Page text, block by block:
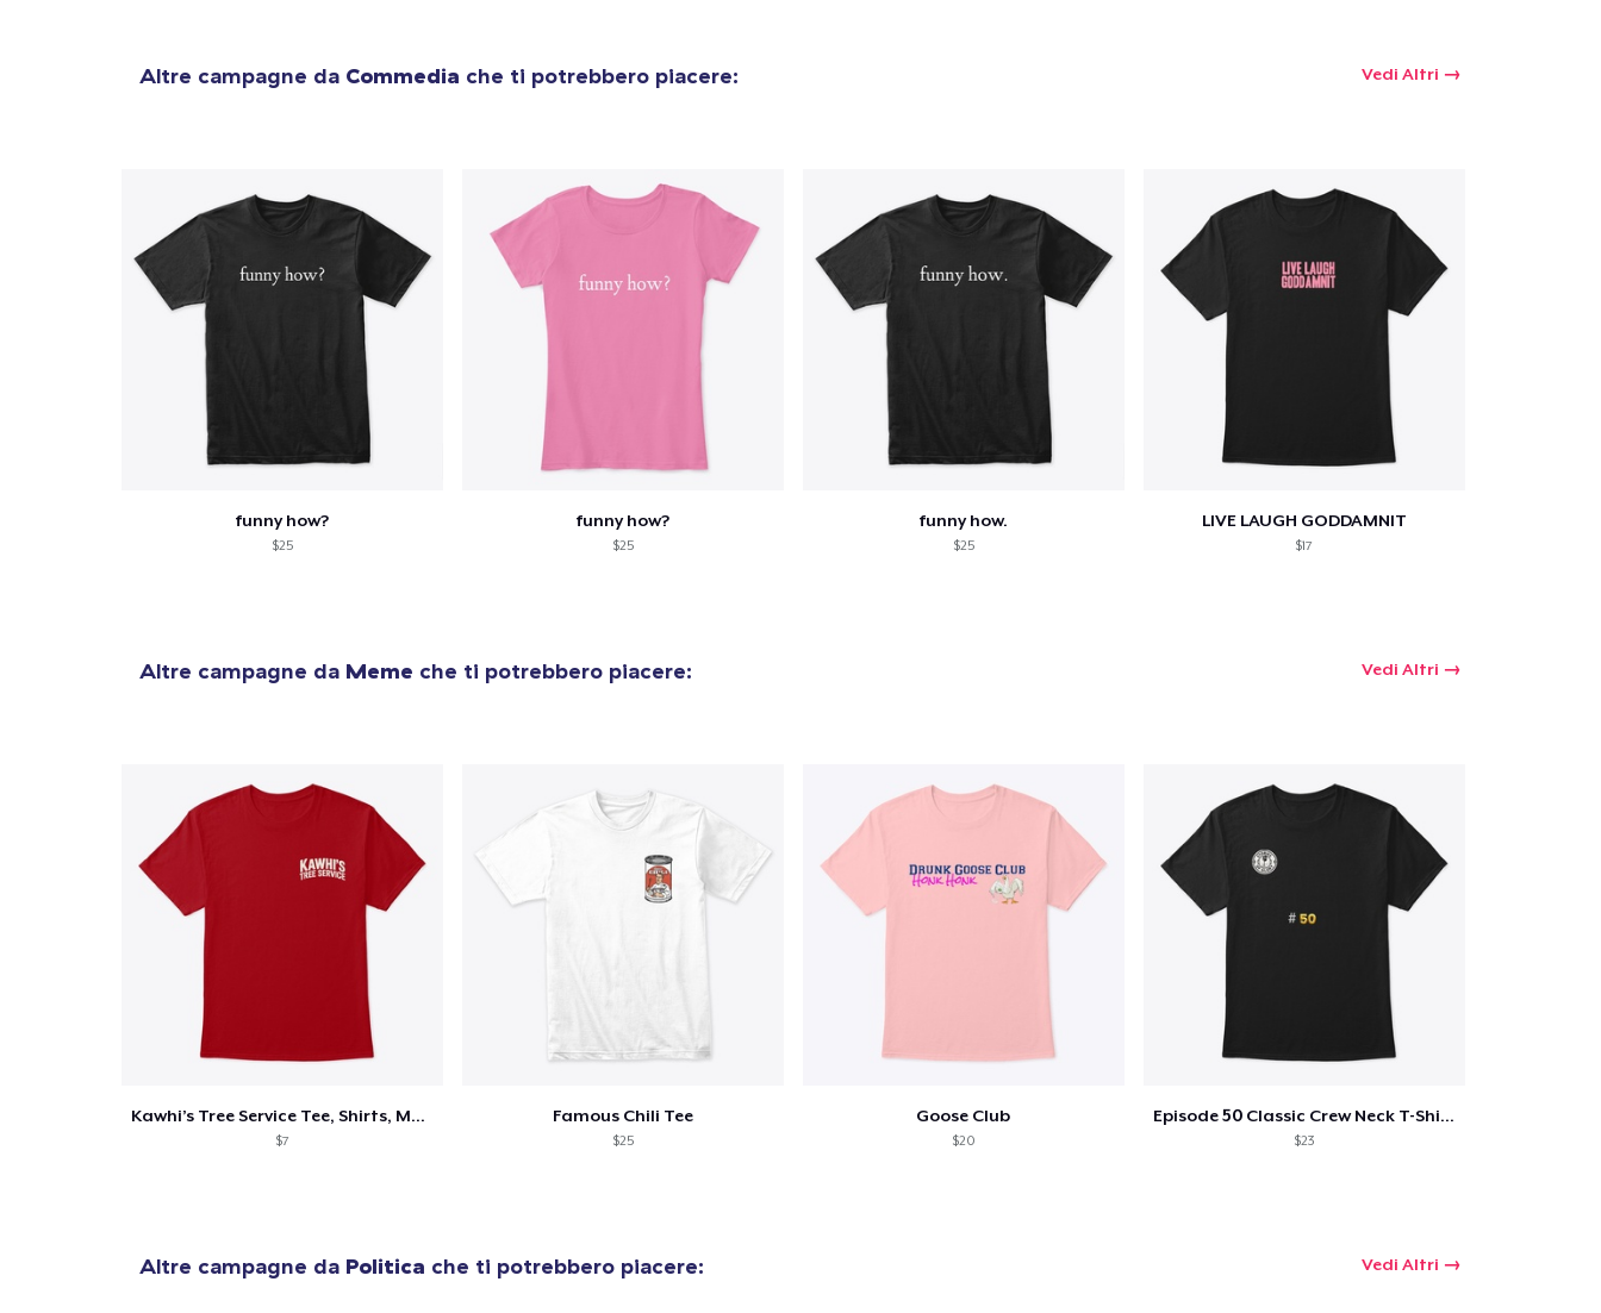
Altre campagne da Commedia che ti potrebbero piacere: Vedi Altri
funny how?
$25
funny how?
$25
funny how.
$25
LIVE LAUGH GODDAMNIT
$17
Altre campagne da Meme che ti potrebbero piacere: Vedi Altri
Kawhi’s Tree Service Tee, Shirts, Mug
$7
Famous Chili Tee
$25
Goose Club
$20
Episode 50 Classic Crew Neck T-Shirt
$23
Altre campagne da Politica che ti potrebbero piacere: Vedi Altri